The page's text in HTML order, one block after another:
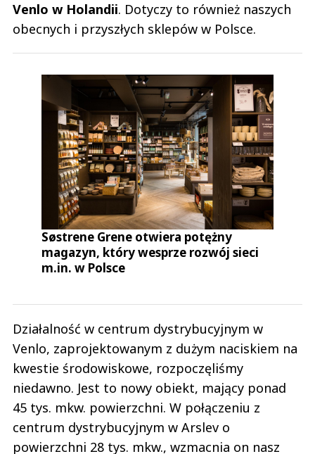
Venlo w Holandii. Dotyczy to również naszych
obecnych i przyszłych sklepów w Polsce.
Søstrene Grene otwiera potężny
magazyn, który wesprze rozwój sieci
m.in. w Polsce
Działalność w centrum dystrybucyjnym w
Venlo, zaprojektowanym z dużym naciskiem na
kwestie środowiskowe, rozpoczęliśmy
niedawno. Jest to nowy obiekt, mający ponad
45 tys. mkw. powierzchni. W połączeniu z
centrum dystrybucyjnym w Arslev o
powierzchni 28 tys. mkw., wzmacnia on nasz